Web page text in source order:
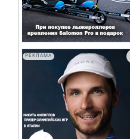
РЕКЛАМА